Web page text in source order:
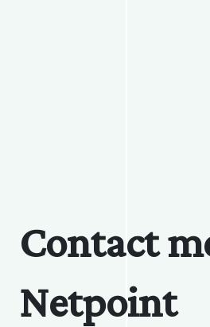
Contact
Netpoint